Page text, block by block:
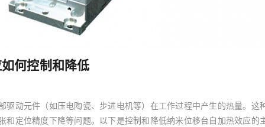
何控制和降低
驱动元件（如压电陶瓷、步进电机等）在工作过程中产生的热量。这
和定位精度下降等问题。以下是控制和降低纳米位移台自加热效应的